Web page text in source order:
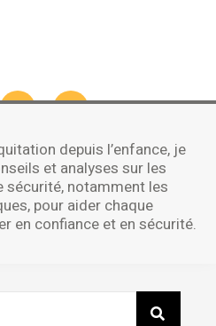
depuis l’enfance, je
et analyses sur les
sécurité, notamment les
pour aider chaque
en confiance et en sécurité.